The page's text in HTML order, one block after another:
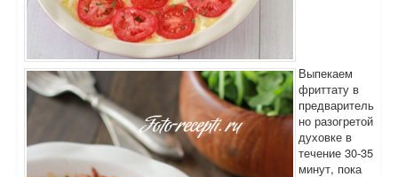
Выпекаем
фриттату в
предваритель
но разогретой
духовке в
течение 30-35
минут, пока